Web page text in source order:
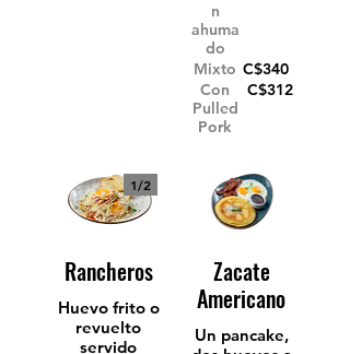
n
ahuma
do
Mixto C$340
Con
Pulled
Pork
C$312
Rancheros
Huevo frito o
revuelto
servido
1/2
Zacate
Americano
Un pancake,